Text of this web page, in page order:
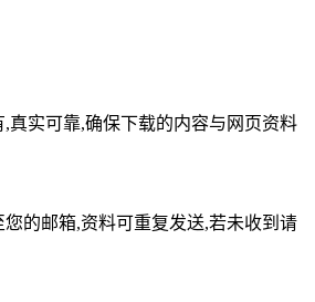
真实可靠,确保下载的内容与网页资料
的邮箱,资料可重复发送,若未收到请